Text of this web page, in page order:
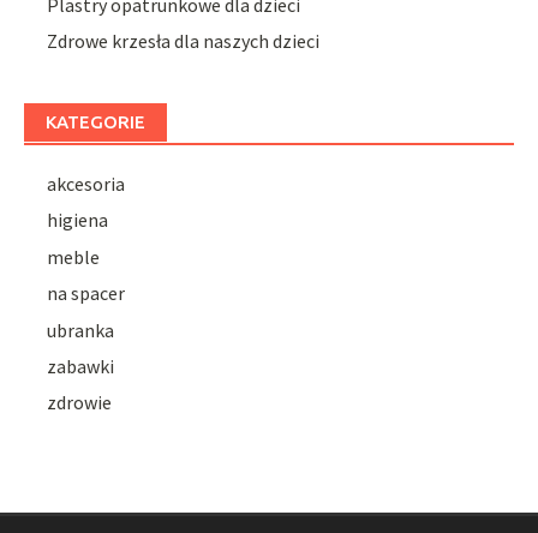
Zdrowe krzesła dla naszych dzieci
KATEGORIE
akcesoria
higiena
meble
na spacer
ubranka
zabawki
zdrowie